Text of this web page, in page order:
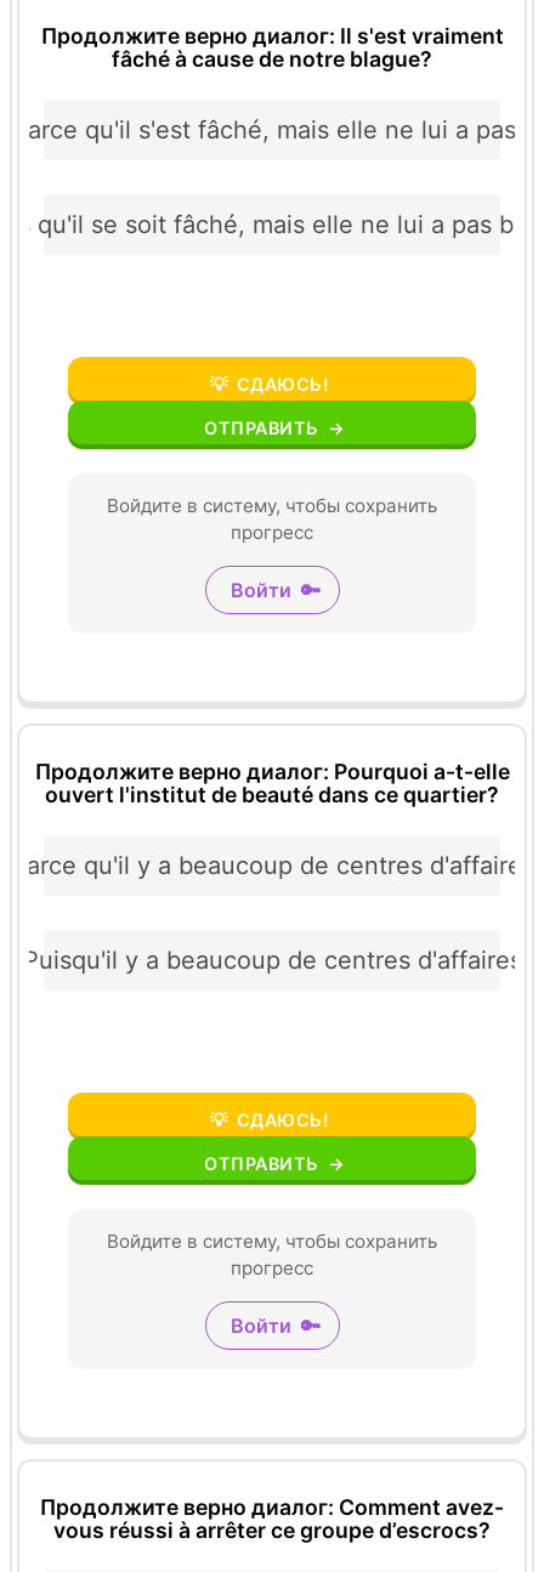
Продолжите верно диалог: Il s'est vraiment
fâché à cause de notre blague?
parce qu'il s'est fâché, mais elle ne lui a pas
qu'il se soit fâché, mais elle ne lui a pas
💡 СДАЮСЬ!
ОТПРАВИТЬ →
Войдите в систему, чтобы сохранить
прогресс
Войти 🔑
Продолжите верно диалог: Pourquoi a-t-elle
ouvert l'institut de beauté dans ce quartier?
Parce qu'il y a beaucoup de centres d'affaires
Puisqu'il y a beaucoup de centres d'affaires
💡 СДАЮСЬ!
ОТПРАВИТЬ →
Войдите в систему, чтобы сохранить
прогресс
Войти 🔑
Продолжите верно диалог: Comment avez-
vous réussi à arrêter ce groupe d’escrocs?